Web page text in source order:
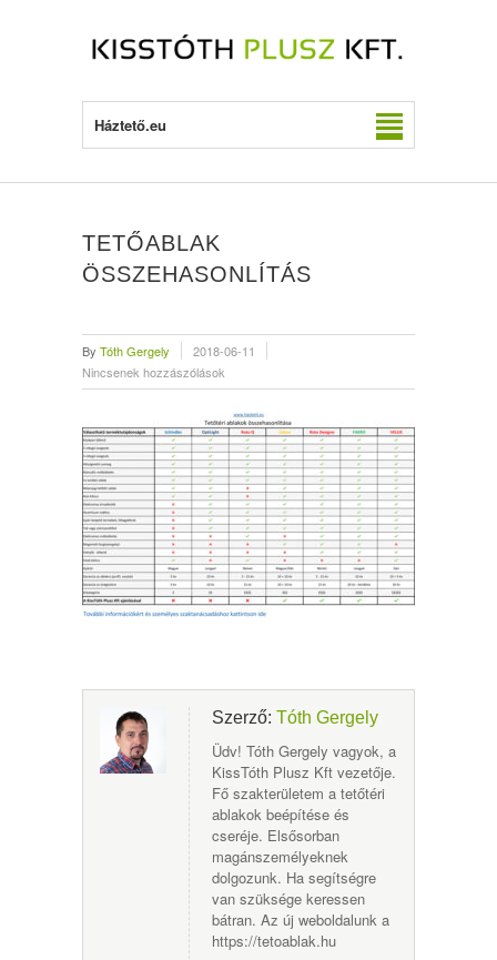
Háztető.eu
TETŐABLAK
ÖSSZEHASONLÍTÁS
By Tóth Gergely
2018-06-11
Nincsenek hozzászólások
Szerző: Tóth Gergely
Üdv! Tóth Gergely vagyok, a
KissTóth Plusz Kft vezetője.
Fő szakterületem a tetőtéri
ablakok beépítése és
cseréje. Elsősorban
magánszemélyeknek
dolgozunk. Ha segítségre
van szüksége keressen
bátran. Az új weboldalunk a
https://tetoablak.hu